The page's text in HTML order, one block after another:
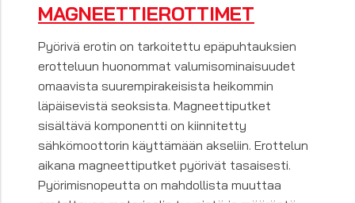
MAGNEETTIEROTTIMET
Pyörivä erotin on tarkoitettu epäpuhtauksien
erotteluun huonommat valumisominaisuudet
omaavista suurempirakeisista heikommin
läpäisevistä seoksista. Magneettiputket
sisältävä komponentti on kiinnitetty
sähkömoottorin käyttämään akseliin. Erottelun
aikana magneettiputket pyörivät tasaisesti.
Pyörimisnopeutta on mahdollista muuttaa